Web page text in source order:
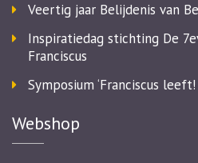
Veertig jaar Belijdenis van
Inspiratiedag stichting De
Franciscus
Symposium ‘Franciscus
Webshop